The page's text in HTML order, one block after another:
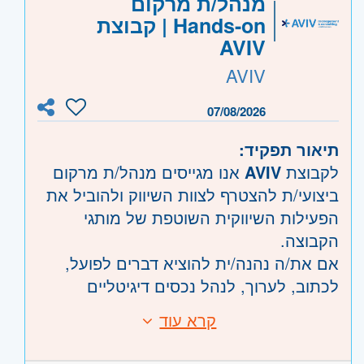
HTML, SSJS
קוד משרה:35947
- תל אביב, פתח תקווה, רמת גן
וגבעתיים, בקעת אונו וגבעת שמואל, חולון
ובת-ים, מודיעין, שוהם
מלאכי
השפלה- ראשון לציון ונס- ציונה, רמלה לוד,
רחובות, יבנה
Hands-on | קבוצת
AVIV
AVIV
07/08/2026
תיאור תפקיד:
לקבוצת AVIV אנו מגייסים מנהל/ת מרקום
ביצועי/ת להצטרף לצוות השיווק ולהוביל את
הפעילות השיווקית השוטפת של מותגי
הקבוצה.
אם את/ה נהנה/ית להוציא דברים לפועל,
לכתוב, לערוך, לנהל נכסים דיגיטליים
קרא עוד